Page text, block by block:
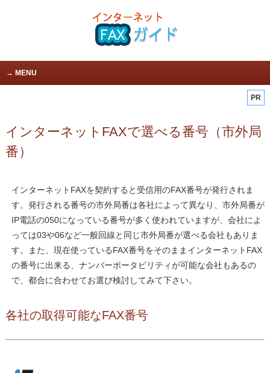
MENU
PR
インターネットFAXで選べる番号（市外局
番）
インターネットFAXを契約すると受信用のFAX番号が発行されま
す。発行される番号の市外局番は各社によって異なり、市外局番が
IP電話の050になっている番号が多く使われていますが、会社によ
っては03や06など一般回線と同じ市外局番が選べる会社もありま
す。また、現在使っているFAX番号をそのままインターネットFAX
の番号に出来る、ナンバーポータビリティが可能な会社もあるの
で、都合に合わせてお選び検討してみて下さい。
各社の取得可能なFAX番号